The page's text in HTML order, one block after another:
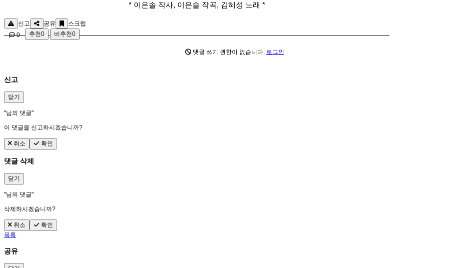
* 이은솔 작사, 이은솔 작곡, 김혜성 노래 *
신고 공유
스크랩
0
추천0 비추천0
댓글 쓰기 권한이 없습니다. 로그인
신고
닫기
"님의 댓글"
이 댓글을 신고하시겠습니까?
취소 확인
댓글 삭제
닫기
"님의 댓글"
삭제하시겠습니까?
취소
확인
목록
공유